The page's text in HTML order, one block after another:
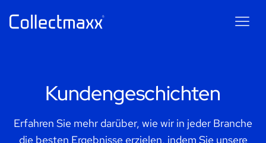
Kundengeschichten
Erfahren Sie mehr darüber, wie wir in jeder Branche
die besten Ergebnisse erzielen, indem Sie unsere